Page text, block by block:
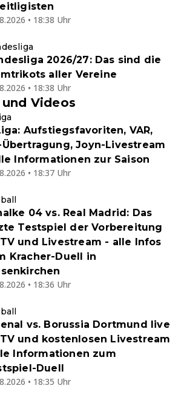
• 18:38 Uhr
2026/27: Das sind die
aller Vereine
• 18:38 Uhr
Videos
Aufstiegsfavoriten, VAR,
Übertragung, Joyn-Livestream
Informationen zur Saison
• 18:37 Uhr
04 vs. Real Madrid: Das
Testspiel der Vorbereitung
und Livestream - alle Infos
Kracher-Duell in
• 18:36 Uhr
vs. Borussia Dortmund live
und kostenlosen Livestream
Informationen zum
Duell
• 18:35 Uhr